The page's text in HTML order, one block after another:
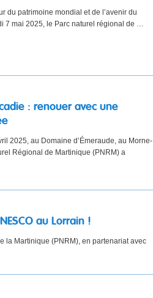
du patrimoine mondial et de l’avenir du
7 mai 2025, le Parc naturel régional de …
: renouer avec une
2025, au Domaine d’Émeraude, au Morne-
Régional de Martinique (PNRM) a
au Lorrain !
la Martinique (PNRM), en partenariat avec